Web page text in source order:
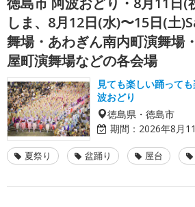
しま、8月12日(水)〜15日(土
舞場・あわぎん南内町演舞場
屋町演舞場などの各会場
見ても楽しい踊って
波おどり
徳島県・徳島市
期間： 2026年8月
夏祭り 盆踊り 屋台